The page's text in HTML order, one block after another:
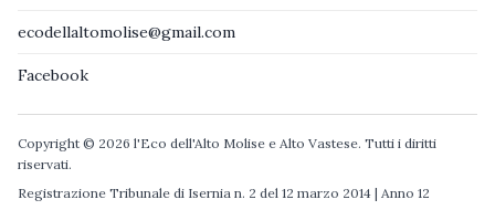
ecodellaltomolise@gmail.com
Facebook
Copyright © 2026 l'Eco dell'Alto Molise e Alto Vastese. Tutti i diritti
riservati.
Registrazione Tribunale di Isernia n. 2 del 12 marzo 2014 | Anno 12